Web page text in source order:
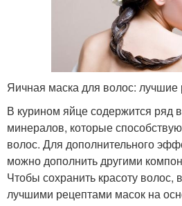
Яичная маска для волос:
В курином яйце содержится ряд
минералов, которые
волос. Для дополнительного
можно дополнить другими
Чтобы сохранить красоту волос,
лучшими рецептами масок на